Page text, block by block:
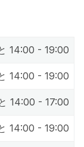
14:00 - 19:00
14:00 - 19:00
14:00 - 17:00
14:00 - 19:00